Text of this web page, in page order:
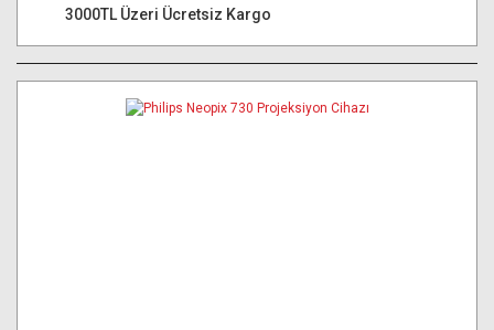
3000TL Üzeri Ücretsiz Kargo